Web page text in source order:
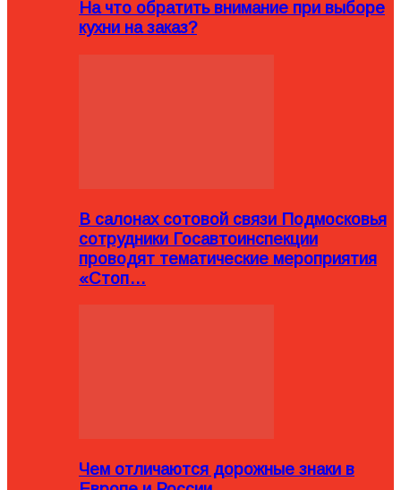
На что обратить внимание при выборе
кухни на заказ?
В салонах сотовой связи Подмосковья
сотрудники Госавтоинспекции
проводят тематические мероприятия
«Стоп…
Чем отличаются дорожные знаки в